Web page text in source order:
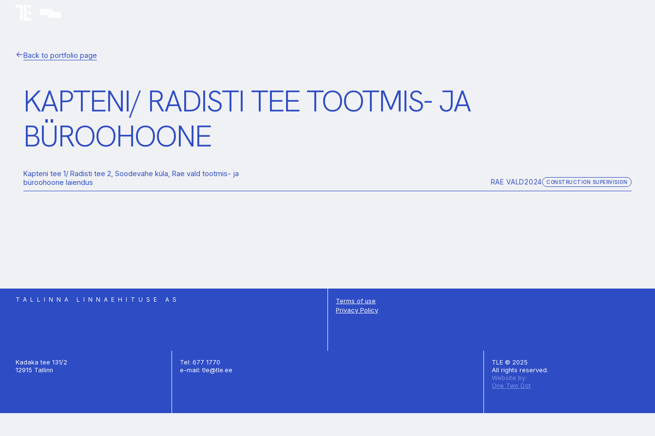
Back to portfolio page
KAPTENI/ RADISTI TEE TOOTMIS- JA
BÜROOHOONE
Kapteni tee 1/ Radisti tee 2, Soodevahe küla, Rae vald tootmis- ja
büroohoone laiendus
RAE VALD2024 CONSTRUCTION SUPERVISION
TALLINNA LINNAEHITUSE AS
Terms of use
Privacy Policy
Kadaka tee 131/2
12915 Tallinn
Tel: 677 1770
e-mail: tle@tle.ee
TLE © 2025
All rights reserved.
Website by:
One Two Dot